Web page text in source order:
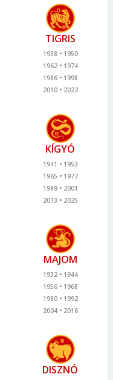
TIGRIS
1938
1950
1962
1974
1986
1998
2010
2022
KÍGYÓ
1941
1953
1965
1977
1989
2001
2013
2025
MAJOM
1932
1944
1956
1968
1980
1992
2004
2016
DISZNÓ